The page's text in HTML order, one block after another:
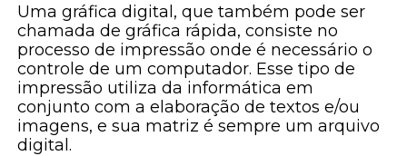
Uma gráfica digital, que também pode ser
chamada de gráfica rápida, consiste no
processo de impressão onde é necessário o
controle de um computador. Esse tipo de
impressão utiliza da informática em
conjunto com a elaboração de textos e/ou
imagens, e sua matriz é sempre um arquivo
digital.